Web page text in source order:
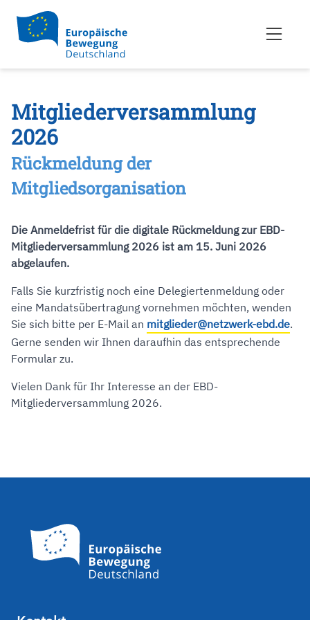
Mitgliederversam­mlung
2026
Rückmeldung der
Mitgliedsorganisation
Die Anmeldefrist für die digitale Rückmeldung zur EBD-
Mitgliederversammlung 2026 ist am 15. Juni 2026
abgelaufen.
Falls Sie kurzfristig noch eine Delegiertenmeldung oder
eine Mandatsübertragung vornehmen möchten, wenden
Sie sich bitte per E-Mail an mitglieder@netzwerk-ebd.de.
Gerne senden wir Ihnen daraufhin das entsprechende
Formular zu.
Vielen Dank für Ihr Interesse an der EBD-
Mitgliederversammlung 2026.